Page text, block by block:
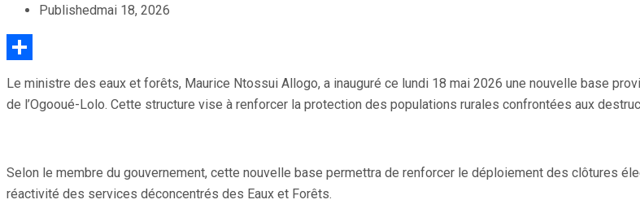
Publishedmai 18, 2026
Le ministre des eaux et forêts, Maurice Ntossui Allogo, a inauguré ce lundi 18 mai 2026 une nouvelle base
de l’Ogooué-Lolo. Cette structure vise à renforcer la protection des populations rurales confrontées aux
Selon le membre du gouvernement, cette nouvelle base permettra de renforcer le déploiement des clôtures
réactivité des services déconcentrés des Eaux et Forêts.